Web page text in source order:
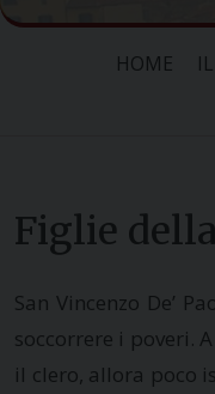
HOME
Figlie
San Vincenzo De’
soccorrere i poveri.
il clero, allora poco